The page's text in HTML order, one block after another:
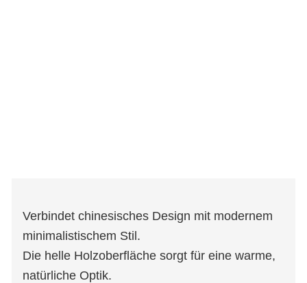
Verbindet chinesisches Design mit modernem
minimalistischem Stil.
Die helle Holzoberfläche sorgt für eine warme,
natürliche Optik.